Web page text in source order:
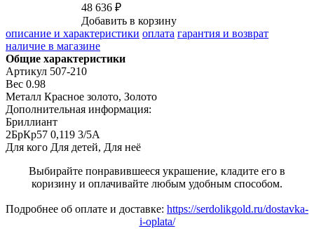
48 636 ₽
Добавить в корзину
описание и характеристики оплата гарантия и возврат
наличие в магазине
Общие характеристики
Артикул 507-210
Вес 0.98
Металл Красное золото, Золото
Дополнительная информация:
Бриллиант
2БрКр57 0,119 3/5А
Для кого Для детей, Для неё
Выбирайте понравившееся украшение, кладите его в
коризину и оплачивайте любым удобным способом.
Подробнее об оплате и доставке: https://serdolikgold.ru/dostavka-
i-oplata/